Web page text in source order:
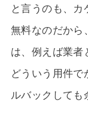
と言うのも、
無料なのだから
は、例えば業者
どういう用件で
ルバックしても